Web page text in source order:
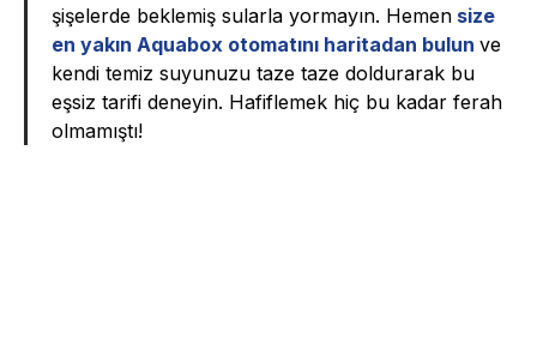
şişelerde beklemiş sularla yormayın. Hemen size
en yakın Aquabox otomatını haritadan bulun ve
kendi temiz suyunuzu taze taze doldurarak bu
eşsiz tarifi deneyin. Hafiflemek hiç bu kadar ferah
olmamıştı!